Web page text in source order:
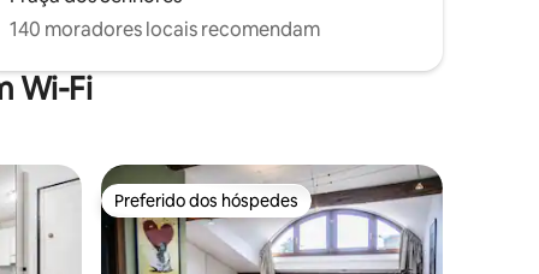
140 moradores locais recomendam
Wi-Fi
Preferido dos hóspedes
Preferido dos hóspedes